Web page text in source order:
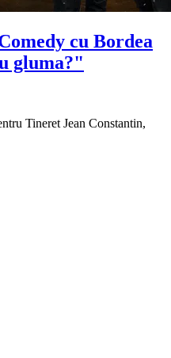
cu Bordea
gluma?"
Tineret Jean Constantin,